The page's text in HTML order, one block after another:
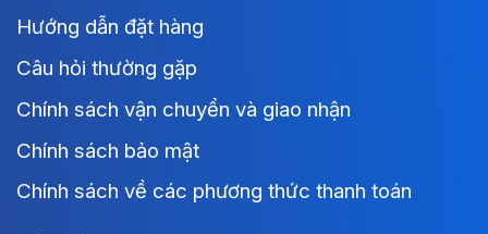
Hướng dẫn đặt hàng
Câu hỏi thường gặp
Chính sách vận chuyển và giao nhận
Chính sách bảo mật
Chính sách về các phương thức thanh toán